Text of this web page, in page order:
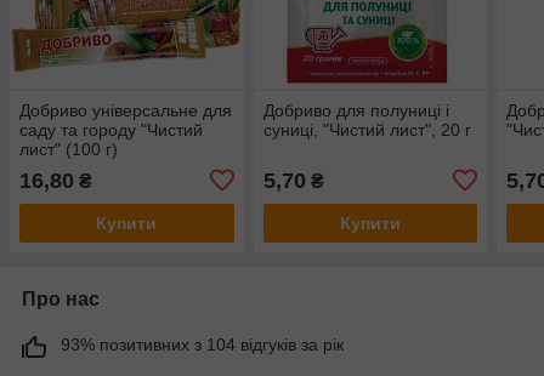
Добриво універсальне для
саду та городу "Чистий
лист" (100 г)
16,80 ₴
Купити
Добриво для полуниці і
суниці, "Чистий лист", 20 г
5,70 ₴
Купити
Про нас
93% позитивних з 104 відгуків за рік